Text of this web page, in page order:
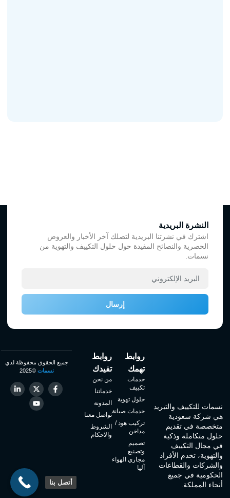
نسمات للتكييف والتبريد
هي شركة سعودية
متخصصة في تقديم
حلول متكاملة وذكية
في مجال التكييف
والتهوية، تخدم الأفراد
والشركات والقطاعات
الحكومية في جميع
أنحاء المملكة.
روابط
تهمك
خدمات
تكييف
حلول تهوية
خدمات صيانة
تركيب هود /
مداخن
تصميم
وتصنيع
مجاري الهواء
آليا
روابط
تفيدك
من نحن
خدماتنا
المدونة
تواصل معنا
الشروط
والاحكام
جميع الحقوق محفوظة لدي
نسمات©2025
النشرة البريدية
اشترك في نشرتنا البريدية لتصلك آخر الأخبار والعروض
الحصرية والنصائح المفيدة حول حلول التكييف والتهوية من
نسمات.
إرسال
أتصل بنا